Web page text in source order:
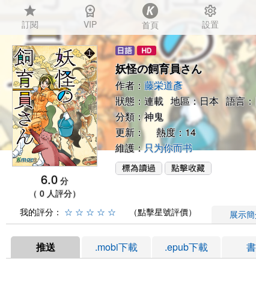
star
訂閱
workspace_premium
VIP 首頁
settings
設置
6.0 分
（ 0 人評分）
妖怪の飼育員さん
作者：藤栄道彥
狀態：連載 地區：日本 語言
分類：神鬼
更新： 熱度：14
維護：只为你而书
我的評分： ☆ ☆ ☆ ☆ ☆ （點擊星號評價） 展示
推送 .mobi下載 .epub下載